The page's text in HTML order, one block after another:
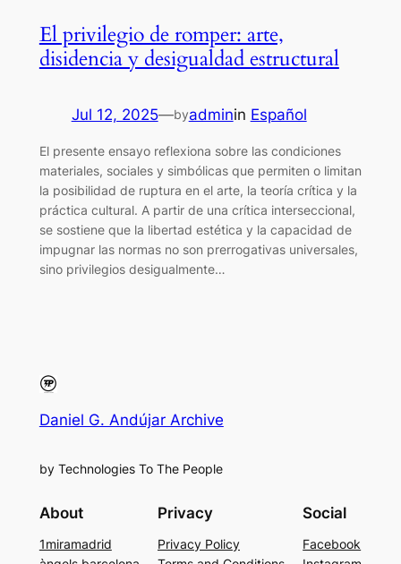
El privilegio de romper: arte,
disidencia y desigualdad estructural
Jul 12, 2025—byadminin Español
El presente ensayo reflexiona sobre las condiciones
materiales, sociales y simbólicas que permiten o limitan
la posibilidad de ruptura en el arte, la teoría crítica y la
práctica cultural. A partir de una crítica interseccional,
se sostiene que la libertad estética y la capacidad de
impugnar las normas no son prerrogativas universales,
sino privilegios desigualmente…
Daniel G. Andújar Archive
by Technologies To The People
About
1miramadrid
Privacy
Privacy Policy
Social
Facebook